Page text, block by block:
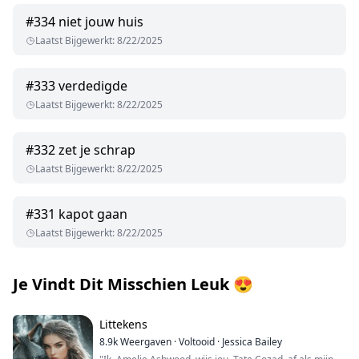
#334 niet jouw huis
Laatst Bijgewerkt:8/22/2025
#333verdedigde
Laatst Bijgewerkt:8/22/2025
#332zet je schrap
Laatst Bijgewerkt:8/22/2025
#331 kapot gaan
Laatst Bijgewerkt:8/22/2025
Je Vindt Dit Misschien Leuk😍
Littekens
8.9kWeergaven ·Voltooid · Jessica Bailey